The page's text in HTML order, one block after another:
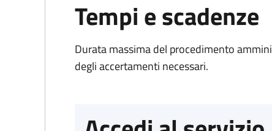
Tempi e scadenze
Durata massima del procedimento
degli accertamenti necessari.